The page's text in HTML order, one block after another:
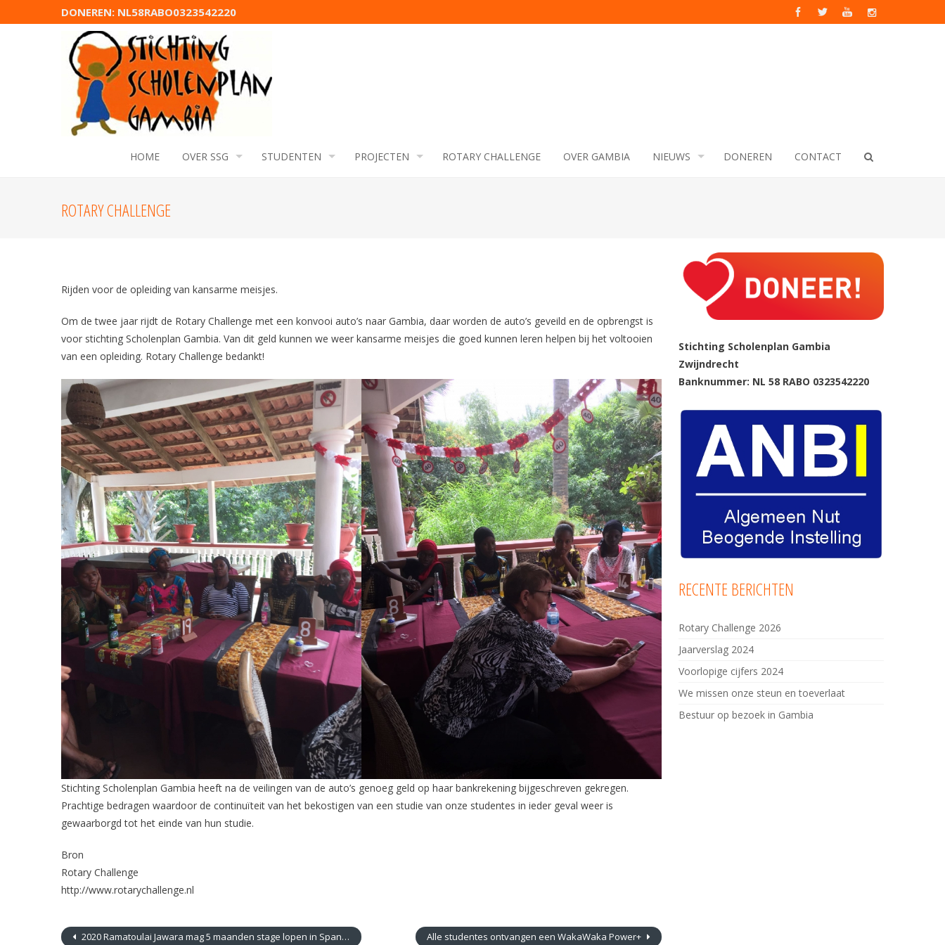
DONEREN: NL58RABO0323542220
HOME OVER SSG STUDENTEN PROJECTEN ROTARY CHALLENGE OVER GAMBIA NIEUWS DONEREN CONTACT
ROTARY CHALLENGE
Rijden voor de opleiding van kansarme meisjes.
Om de twee jaar rijdt de Rotary Challenge met een konvooi auto’s naar Gambia, daar worden de auto’s geveild en de opbrengst is
voor stichting Scholenplan Gambia. Van dit geld kunnen we weer kansarme meisjes die goed kunnen leren helpen bij het voltooien
van een opleiding. Rotary Challenge bedankt!
Stichting Scholenplan Gambia heeft na de veilingen van de auto’s genoeg geld op haar bankrekening bijgeschreven gekregen.
Prachtige bedragen waardoor de continuïteit van het bekostigen van een studie van onze studentes in ieder geval weer is
gewaarborgd tot het einde van hun studie.
Bron
Rotary Challenge
http://www.rotarychallenge.nl
2020 Ramatoulai Jawara mag 5 maanden stage lopen in Spanje! Alle studentes ontvangen een WakaWaka Power+
Stichting Scholenplan Gambia
Zwijndrecht
Banknummer: NL 58 RABO 0323542220
RECENTE BERICHTEN
Rotary Challenge 2026
Jaarverslag 2024
Voorlopige cijfers 2024
We missen onze steun en toeverlaat
Bestuur op bezoek in Gambia